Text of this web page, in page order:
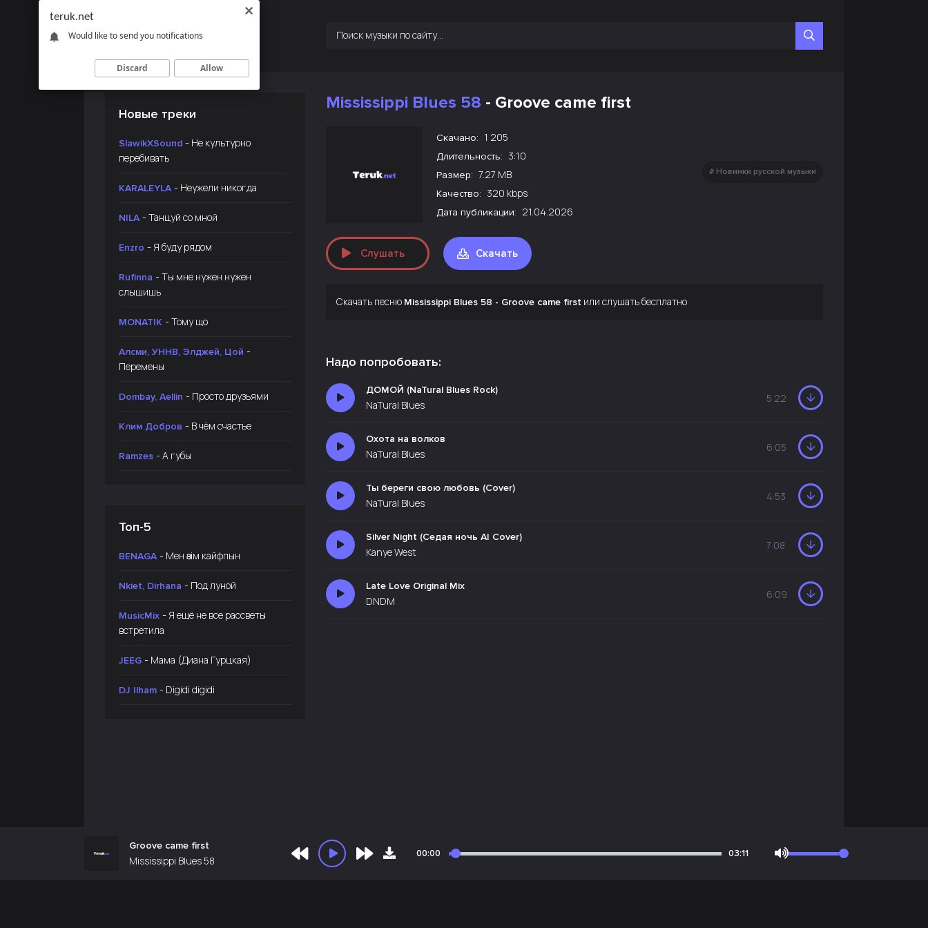
Новые треки
SlawikXSound - Не культурно
перебивать
KARALEYLA - Неужели никогда
NILA - Танцуй со мной
Enzro - Я буду рядом
Rufinna - Ты мне нужен нужен
слышишь
MONATIK - Тому що
Алсми, УННВ, Элджей, Цой -
Перемены
Dombay, Aellin - Просто друзьями
Клим Добров - В чём счастье
Ramzes - А губы
Топ-5
BENAGA - Мен өзім кайфпын
Nkiet, Dirhana - Под луной
MusicMix - Я ещё не все рассветы
встретила
JEEG - Мама (Диана Гурцкая)
DJ Ilham - Digidi digidi
Mississippi Blues 58 - Groove came first
Скачано: 1 205
Длительность: 3:10
Размер: 7.27 MB
Качество: 320 kbps
Дата публикации: 21.04.2026
Новинки русской музыки
Слушать Скачать
Скачать песню Mississippi Blues 58 - Groove came first или слушать бесплатно
Надо попробовать:
ДОМОЙ (NaTural Blues Rock)
NaTural Blues
5:22
Охота на волков
NaTural Blues
6:05
Ты береги свою любовь (Cover)
NaTural Blues
4:53
Silver Night (Седая ночь AI Cover)
Kanye West
7:08
Late Love Original Mix
DNDM
6:09
Groove came first
Mississippi Blues 58
00:00 03:11
teruk.net
Would like to send you notifications
Discard Allow